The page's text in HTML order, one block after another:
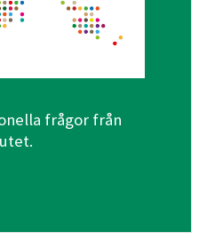
frågor från